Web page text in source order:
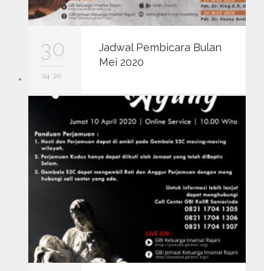
30
04 '20
Jadwal Pembicara Bulan
Mei 2020